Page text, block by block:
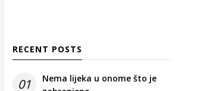
RECENT POSTS
01
Nema lijeka u onome što je